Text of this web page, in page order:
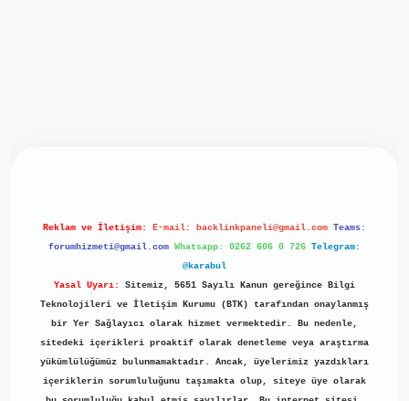
Reklam ve İletişim: E-mail: backlinkpaneli@gmail.com Teams:
forumhizmeti@gmail.com Whatsapp: 0262 606 0 726 Telegram:
@karabul
Yasal Uyarı:
Sitemiz, 5651 Sayılı Kanun gereğince Bilgi
Teknolojileri ve İletişim Kurumu (BTK) tarafından onaylanmış
bir Yer Sağlayıcı olarak hizmet vermektedir. Bu nedenle,
sitedeki içerikleri proaktif olarak denetleme veya araştırma
yükümlülüğümüz bulunmamaktadır. Ancak, üyelerimiz yazdıkları
içeriklerin sorumluluğunu taşımakta olup, siteye üye olarak